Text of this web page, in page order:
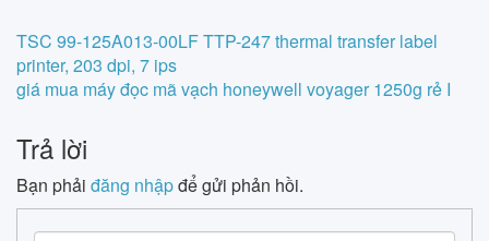
Post
navigation
TSC 99-125A013-00LF TTP-247 thermal transfer label
printer, 203 dpi, 7 ips
giá mua máy đọc mã vạch honeywell voyager 1250g rẻ I
Trả lời
Bạn phải đăng nhậpđể gửi phản hồi.